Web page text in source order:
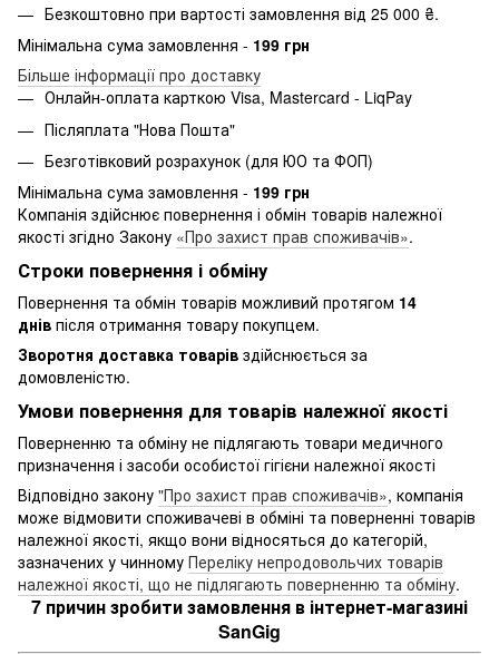
Безкоштовно при вартості замовлення від 25 000 ₴.
Мінімальна сума замовлення - 199 грн
Більше інформації про доставку
Онлайн-оплата карткою Visa, Mastercard - LiqPay
Післяплата "Нова Пошта"
Безготівковий розрахунок (для ЮО та ФОП)
Мінімальна сума замовлення - 199 грн
Компанія здійснює повернення і обмін товарів належної
якості згідно Закону «Про захист прав споживачів».
Строки повернення і обміну
Повернення та обмін товарів можливий протягом 14
днів після отримання товару покупцем.
Зворотня доставка товарів здійснюється за
домовленістю.
Умови повернення для товарів належної якості
Поверненню та обміну не підлягають товари медичного
призначення і засоби особистої гігієни належної якості
Відповідно закону "Про захист прав споживачів», компанія
може відмовити споживачеві в обміні та поверненні товарів
належної якості, якщо вони відносяться до категорій,
зазначених у чинному Переліку непродовольчих товарів
належної якості, що не підлягають поверненню та обміну.
7 причин зробити замовлення в інтернет-магазині
SanGig